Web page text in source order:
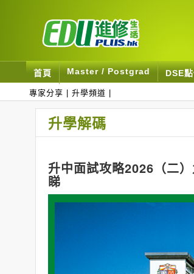
首頁 Master / Postgrad DSE
專家分享 升學頻道
升學解碼
升中面試攻略2026（二
睇